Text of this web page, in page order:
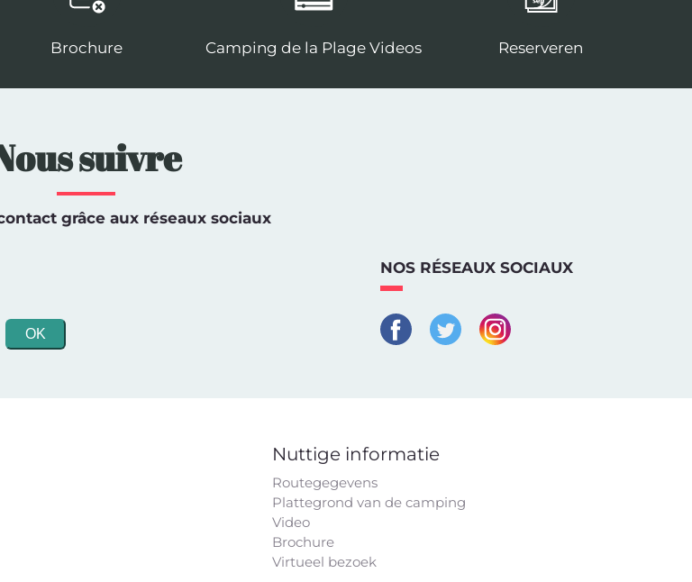
Brochure Camping de la Plage Videos Reserveren
suivre
grâce aux réseaux sociaux
NOS RÉSEAUX SOCIAUX
Nuttige informatie
Routegegevens
Plattegrond van de camping
Video
Brochure
Virtueel bezoek